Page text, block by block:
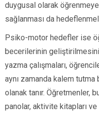
duygusal olarak
sağlanması da
Psiko-motor hedefler ise
becerilerinin
yazma çalışmaları,
aynı zamanda kalem
olanak tanır. Öğretmenler,
panolar, aktivite kitapları